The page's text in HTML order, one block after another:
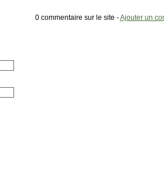
0 commentaire sur le site -Ajouter un